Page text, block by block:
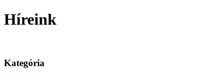
Híreink
Kategória